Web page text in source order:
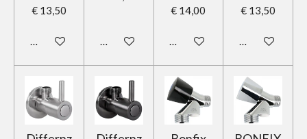
€ 13,50
In winkelwagen In winkelwagen
€ 14,00
In winkelwagen
€ 13,50
In